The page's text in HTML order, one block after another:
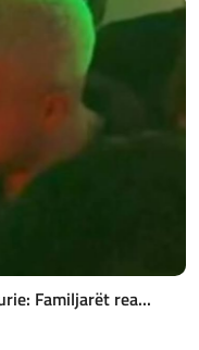
Familjarët rea...